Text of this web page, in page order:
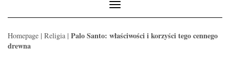
Toggle
Navigation
Homepage | Religia | Palo Santo: właściwości i korzyści tego cennego
drewna